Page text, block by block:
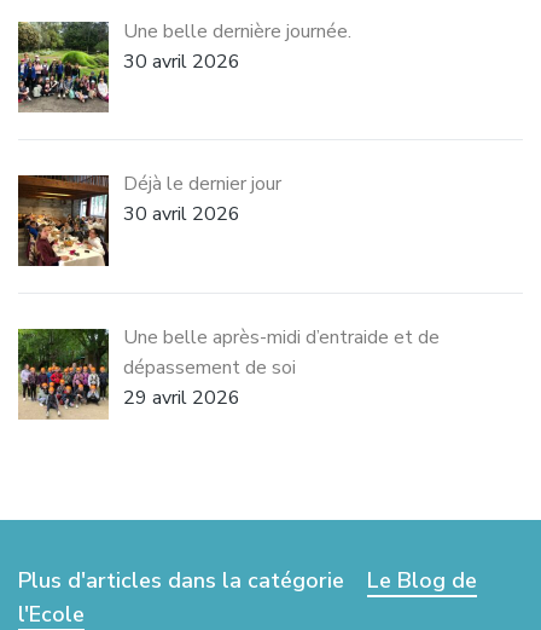
Une belle dernière journée.
30 avril 2026
Déjà le dernier jour
30 avril 2026
Une belle après-midi d’entraide et de
dépassement de soi
29 avril 2026
Plus d'articles dans la catégorie
Le Blog de
l'Ecole